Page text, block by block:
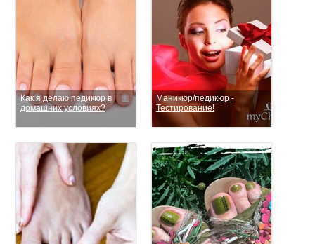
Как я делаю педикюр в
домашних условиях?
Маникюр/педикюр -
Тестирование!